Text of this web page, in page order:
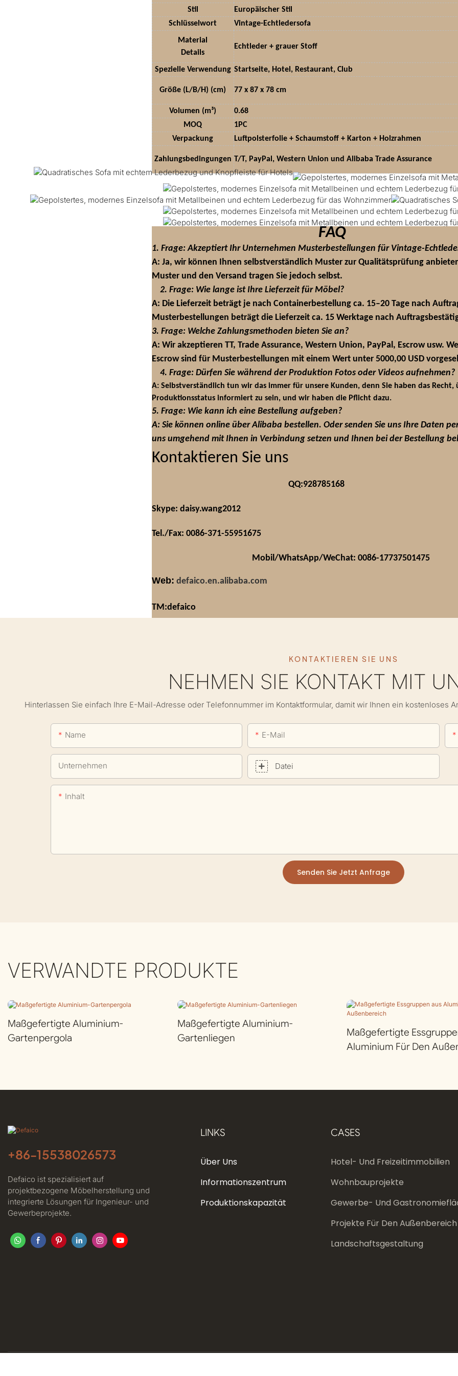
Stil
Europäischer Stil
Schlüsselwort
Vintage-Echtledersofa
Material
Details
Echtleder + grauer Stoff
Spezielle Verwendung Startseite, Hotel, Restaurant, Club
Größe (L/B/H) (cm) 77 x 87 x 78 cm
Volumen (m³)
0.68
MOQ
1PC
Verpackung
Luftpolsterfolie + Schaumstoff + Karton + Holzrahmen
Zahlungsbedingungen T/T, PayPal, Western Union und Alibaba Trade Assurance
FAQ
1. Frage: Akzeptiert Ihr Unternehmen Musterbestellungen für Vintage-
A: Ja, wir können Ihnen selbstverständlich Muster zur Qualitätsprüfung
Muster und den Versand tragen Sie jedoch selbst.
2. Frage: Wie lange ist Ihre Lieferzeit für Möbel?
A: Die Lieferzeit beträgt je nach Containerbestellung ca. 15–20 Tage nach
Musterbestellungen beträgt die Lieferzeit ca. 15 Werktage nach
3. Frage: Welche Zahlungsmethoden bieten Sie an?
A: Wir akzeptieren TT, Trade Assurance, Western Union, PayPal, Escrow usw.
Escrow sind für Musterbestellungen mit einem Wert unter 5000,00 USD
4. Frage: Dürfen Sie während der Produktion Fotos oder Videos aufnehmen?
A: Selbstverständlich tun wir das immer für unsere Kunden, denn Sie haben das Recht,
Produktionsstatus informiert zu sein, und wir haben die Pflicht dazu.
5. Frage: Wie kann ich eine Bestellung aufgeben?
A: Sie können online über Alibaba bestellen. Oder senden Sie uns Ihre Daten
uns umgehend mit Ihnen in Verbindung setzen und Ihnen bei der Bestellung
Kontaktieren Sie uns
QQ:928785168
Skype: daisy.wang2012
Tel./Fax: 0086-371-55951675
Mobil/WhatsApp/WeChat: 0086-17737501475
Web: defaico.en.alibaba.com
TM:defaico
KONTAKTIEREN SIE UNS
NEHMEN SIE KONTAKT MIT
Hinterlassen Sie einfach Ihre E-Mail-Adresse oder Telefonnummer im Kontaktformular, damit wir Ihnen ein kostenloses
Name E-Mail
Unternehmen Datei
Inhalt
Senden Sie Jetzt Anfrage
VERWANDTE PRODUKTE
Maßgefertigte Aluminium-
Gartenpergola
Maßgefertigte Aluminium-
Gartenliegen
Maßgefertigte
Aluminium Für Den
+86-15538026573
Defaico ist spezialisiert auf
projektbezogene Möbelherstellung und
integrierte Lösungen für Ingenieur- und
Gewerbeprojekte.
LINKS
Über Uns
Informationszentrum
Produktionskapazität
CASES
Hotel- Und Freizeitimmobilien
Wohnbauprojekte
Gewerbe- Und
Projekte Für Den Außenbereich
Landschaftsgestaltung